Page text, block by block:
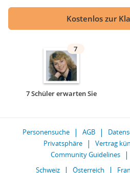
Kostenlos zur
7
7 Schüler erwarten Sie
Personensuche AGB
Privatsphäre
Vertrag
Community Guidelines
Schweiz
Österreich